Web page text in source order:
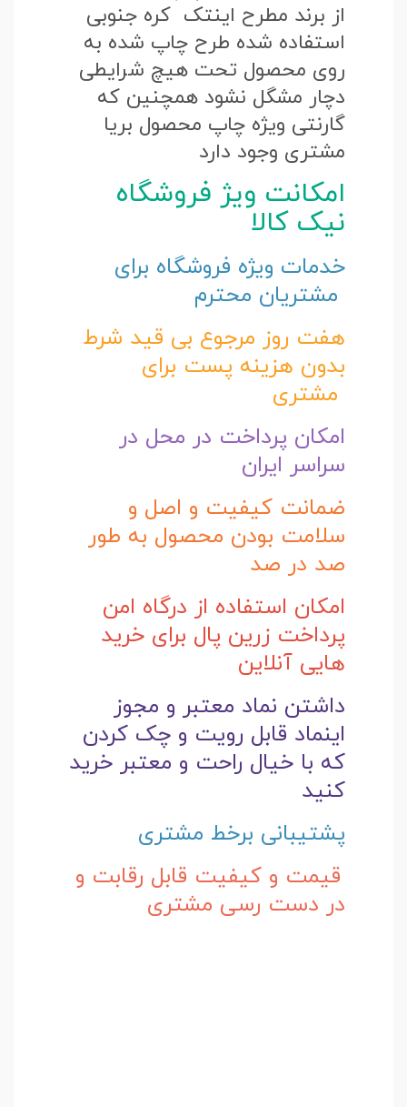
از برند مطرح اینتک کره جنوبی
استفاده شده طرح چاپ شده به
روی محصول تحت هیچ شرایطی
دچار مشگل نشود همچنین که
گارنتی ویژه چاپ محصول بریا
مشتری وجود دارد
امکانت ویژ فروشگاه
نیک کالا
خدمات ویژه فروشگاه برای
مشتریان محترم
هفت روز مرجوع بی قید شرط
بدون هزینه پست برای
مشتری
امکان پرداخت در محل در
سراسر ایران
ضمانت کیفیت و اصل و
سلامت بودن محصول به طور
صد در صد
امکان استفاده از درگاه امن
پرداخت زرین پال برای خرید
هایی آنلاین
داشتن نماد معتبر و مجوز
اینماد قابل رویت و چک کردن
که با خیال راحت و معتبر خرید
کنید
پشتیبانی برخط مشتری
قیمت و کیفیت قابل رقابت و
در دست رسی مشتری